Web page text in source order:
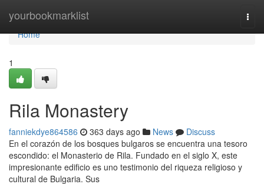
yourbookmarklist
Home
Home
1
Rila Monastery
fanniekdye864586 363 days ago News
Discuss
En el corazón de los bosques bulgaros se encuentra una tesoro
escondido: el Monasterio de Rila. Fundado en el siglo X, este
impresionante edificio es uno testimonio del riqueza religioso y
cultural de Bulgaria. Sus